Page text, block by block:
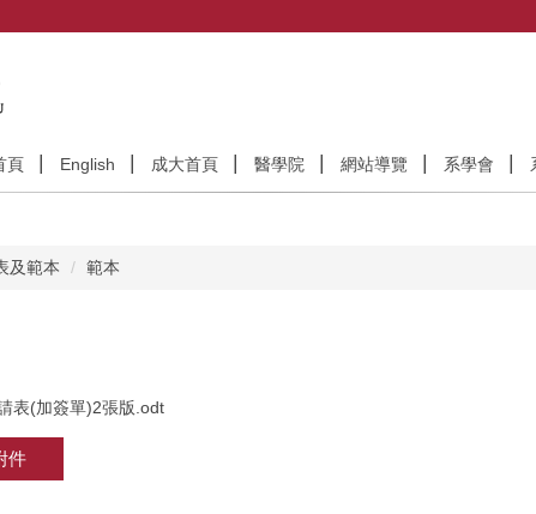
頁 English 成大首頁 醫學院 網站導覽 系學會
及範本 範本
表(加簽單)2張版.odt
件